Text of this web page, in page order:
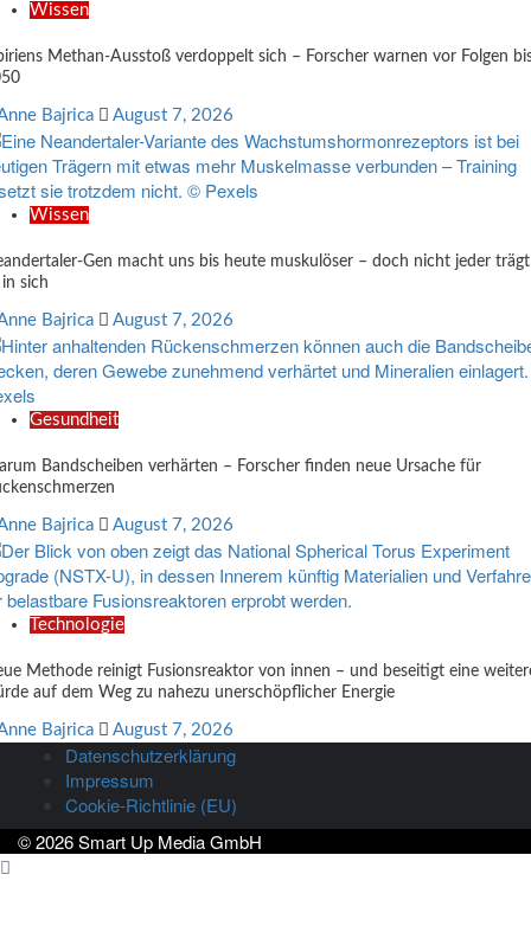
Wissen
Methan-Ausstoß verdoppelt sich – Forscher warnen vor Folgen
Bajrica August 7, 2026
Wissen
Gen macht uns bis heute muskulöser – doch nicht jeder trägt
in sich
Bajrica August 7, 2026
Gesundheit
Bandscheiben verhärten – Forscher finden neue Ursache für
Bajrica August 7, 2026
Technologie
Methode reinigt Fusionsreaktor von innen – und beseitigt eine
auf dem Weg zu nahezu unerschöpflicher Energie
Bajrica August 7, 2026
Datenschutzerklärung
Impressum
Cookie-Richtlinie (EU)
© 2026 Smart Up Media GmbH